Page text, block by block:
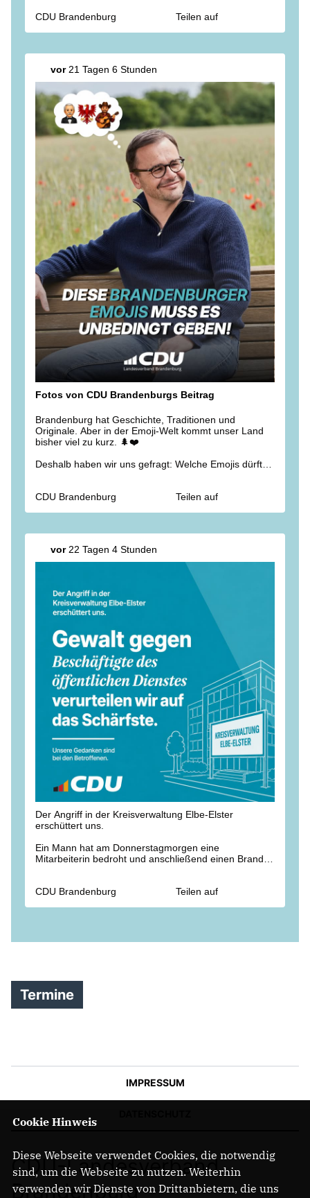
vollständig genesen. Den Angehörigen der
Die Brandenburger Polizei unterstützt die Berliner
gesuchten Tatverdächtigen. Hoffentlich wird er schnell
gefasst und die Hintergründe dieser schrecklichen Tat
aufgeklärt.
— Jan Redmann
CDU Brandenburg Teilen auf
vor21 Tagen 6 Stunden
Fotos von CDU Brandenburgs Beitrag
Brandenburg hat Geschichte, Traditionen und
Originale. Aber in der Emoji-Welt kommt unser Land
bisher viel zu kurz. 🌲❤️
Deshalb haben wir uns gefragt: Welche Emojis dürften
Fontane, dem Brandenburger Spargel und echten
welches fehlt euch noch? Schreibt eure Ideen in die
Kommentare!
CDU Brandenburg Teilen auf
vor22 Tagen 4 Stunden
Der Angriff in der Kreisverwaltung Elbe-Elster
erschüttert uns.
Ein Mann hat am Donnerstagmorgen eine
Mitarbeiterin bedroht und anschließend einen Brand in
und mussten medizinisch versorgt werden. Der
Christian Jaschinski, stellvertretender
Landesvorsitzender.
CDU Brandenburg Teilen auf
Termine
IMPRESSUM
CDU-Landesverband
Brandenburg
Cookie Hinweis
Diese Webseite verwendet Cookies, die notwendig
sind, um die Webseite zu nutzen. Weiterhin
verwenden wir Dienste von Drittanbietern, die uns